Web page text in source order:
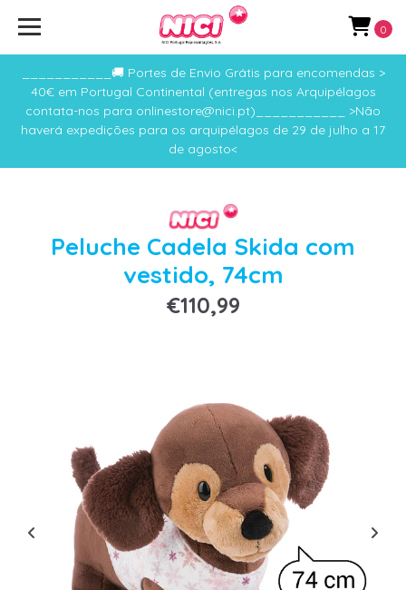
___________🚚 Portes de Envio Grátis para encomendas >
40€ em Portugal Continental (entregas nos Arquipélagos
contata-nos para onlinestore@nici.pt)___________ >Não
haverá expedições para os arquipélagos de 29 de julho a 17
de agosto<
0
Peluche Cadela Skida com
vestido, 74cm
€110,99